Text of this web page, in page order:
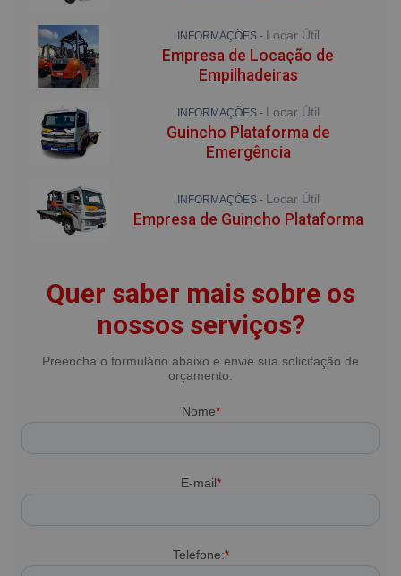
INFORMAÇÕES - Locar Útil
Empresa de Locação de
Empilhadeiras
INFORMAÇÕES - Locar Útil
Guincho Plataforma de
Emergência
INFORMAÇÕES - Locar Útil
Empresa de Guincho Plataforma
Quer saber mais sobre os
nossos serviços?
Preencha o formulário abaixo e envie sua solicitação de
orçamento.
Nome*
E-mail*
Telefone:*